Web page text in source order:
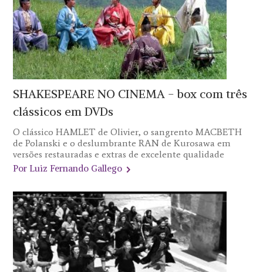
SHAKESPEARE NO CINEMA - box com três
clássicos em DVDs
O clássico HAMLET de Olivier, o sangrento MACBETH
de Polanski e o deslumbrante RAN de Kurosawa em
versões restauradas e extras de excelente qualidade
Por Luiz Fernando Gallego